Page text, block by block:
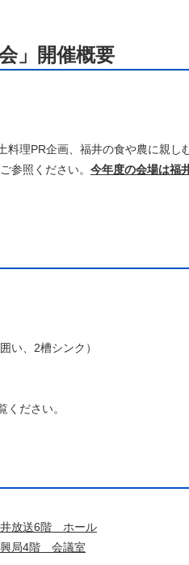
」開催概要
料理PR企画、福井の食や農に親し
参照ください。 今年度の会場は福
の募集
、2槽シンク）
ください。
放送6階 ホール
局4階 会議室